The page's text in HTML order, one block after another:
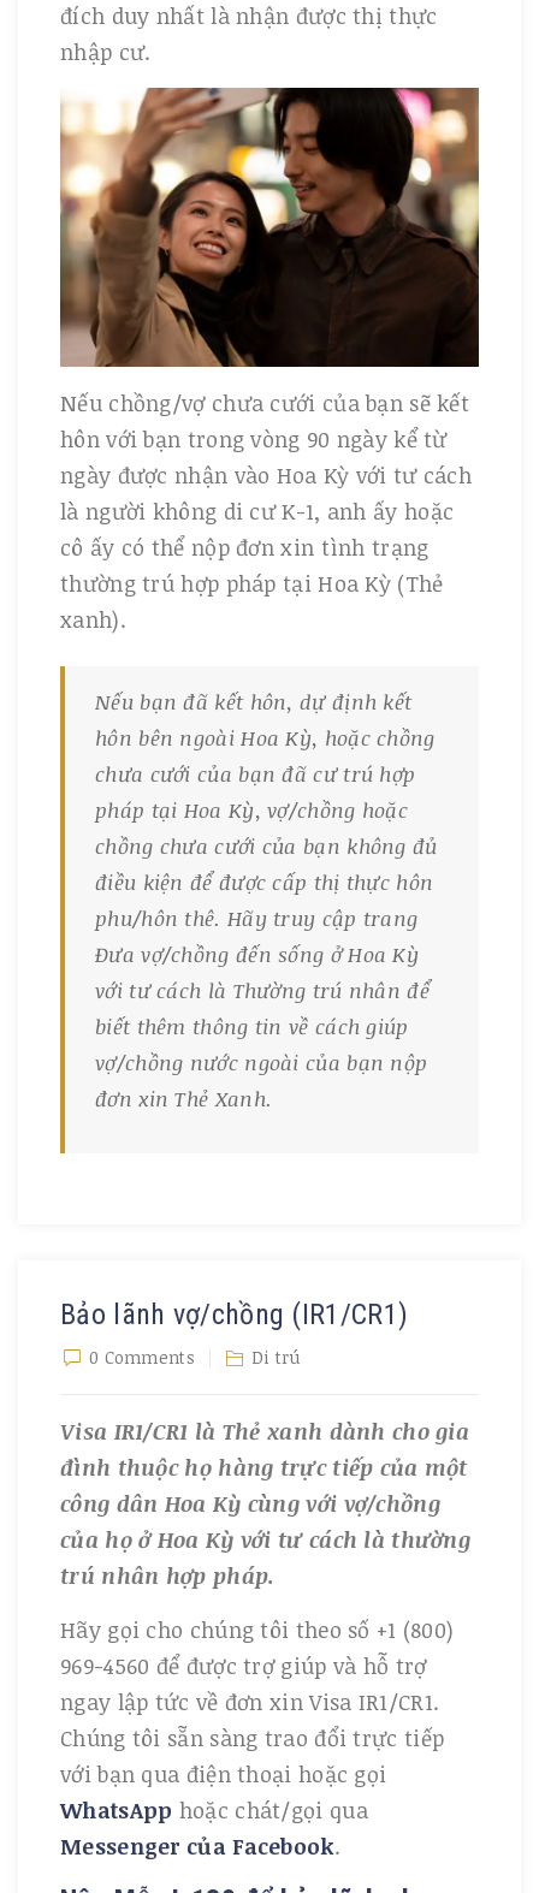
đích duy nhất là nhận được thị thực
nhập cư.
Nếu chồng/vợ chưa cưới của bạn sẽ kết
hôn với bạn trong vòng 90 ngày kể từ
ngày được nhận vào Hoa Kỳ với tư cách
là người không di cư K-1, anh ấy hoặc
cô ấy có thể nộp đơn xin tình trạng
thường trú hợp pháp tại Hoa Kỳ (Thẻ
xanh).
Nếu bạn đã kết hôn, dự định kết
hôn bên ngoài Hoa Kỳ, hoặc chồng
chưa cưới của bạn đã cư trú hợp
pháp tại Hoa Kỳ, vợ/chồng hoặc
chồng chưa cưới của bạn không đủ
điều kiện để được cấp thị thực hôn
phu/hôn thê. Hãy truy cập trang
Đưa vợ/chồng đến sống ở Hoa Kỳ
với tư cách là Thường trú nhân để
biết thêm thông tin về cách giúp
vợ/chồng nước ngoài của bạn nộp
đơn xin Thẻ Xanh.
Bảo lãnh vợ/chồng (IR1/CR1)
0 Comments Di trú
Visa IR1/CR1 là Thẻ xanh dành cho gia
đình thuộc họ hàng trực tiếp của một
công dân Hoa Kỳ cùng với vợ/chồng
của họ ở Hoa Kỳ với tư cách là thường
trú nhân hợp pháp.
Hãy gọi cho chúng tôi theo số +1 (800)
969-4560 để được trợ giúp và hỗ trợ
ngay lập tức về đơn xin Visa IR1/CR1.
Chúng tôi sẵn sàng trao đổi trực tiếp
với bạn qua điện thoại hoặc gọi
WhatsApp hoặc chát/gọi qua
Messenger của Facebook.